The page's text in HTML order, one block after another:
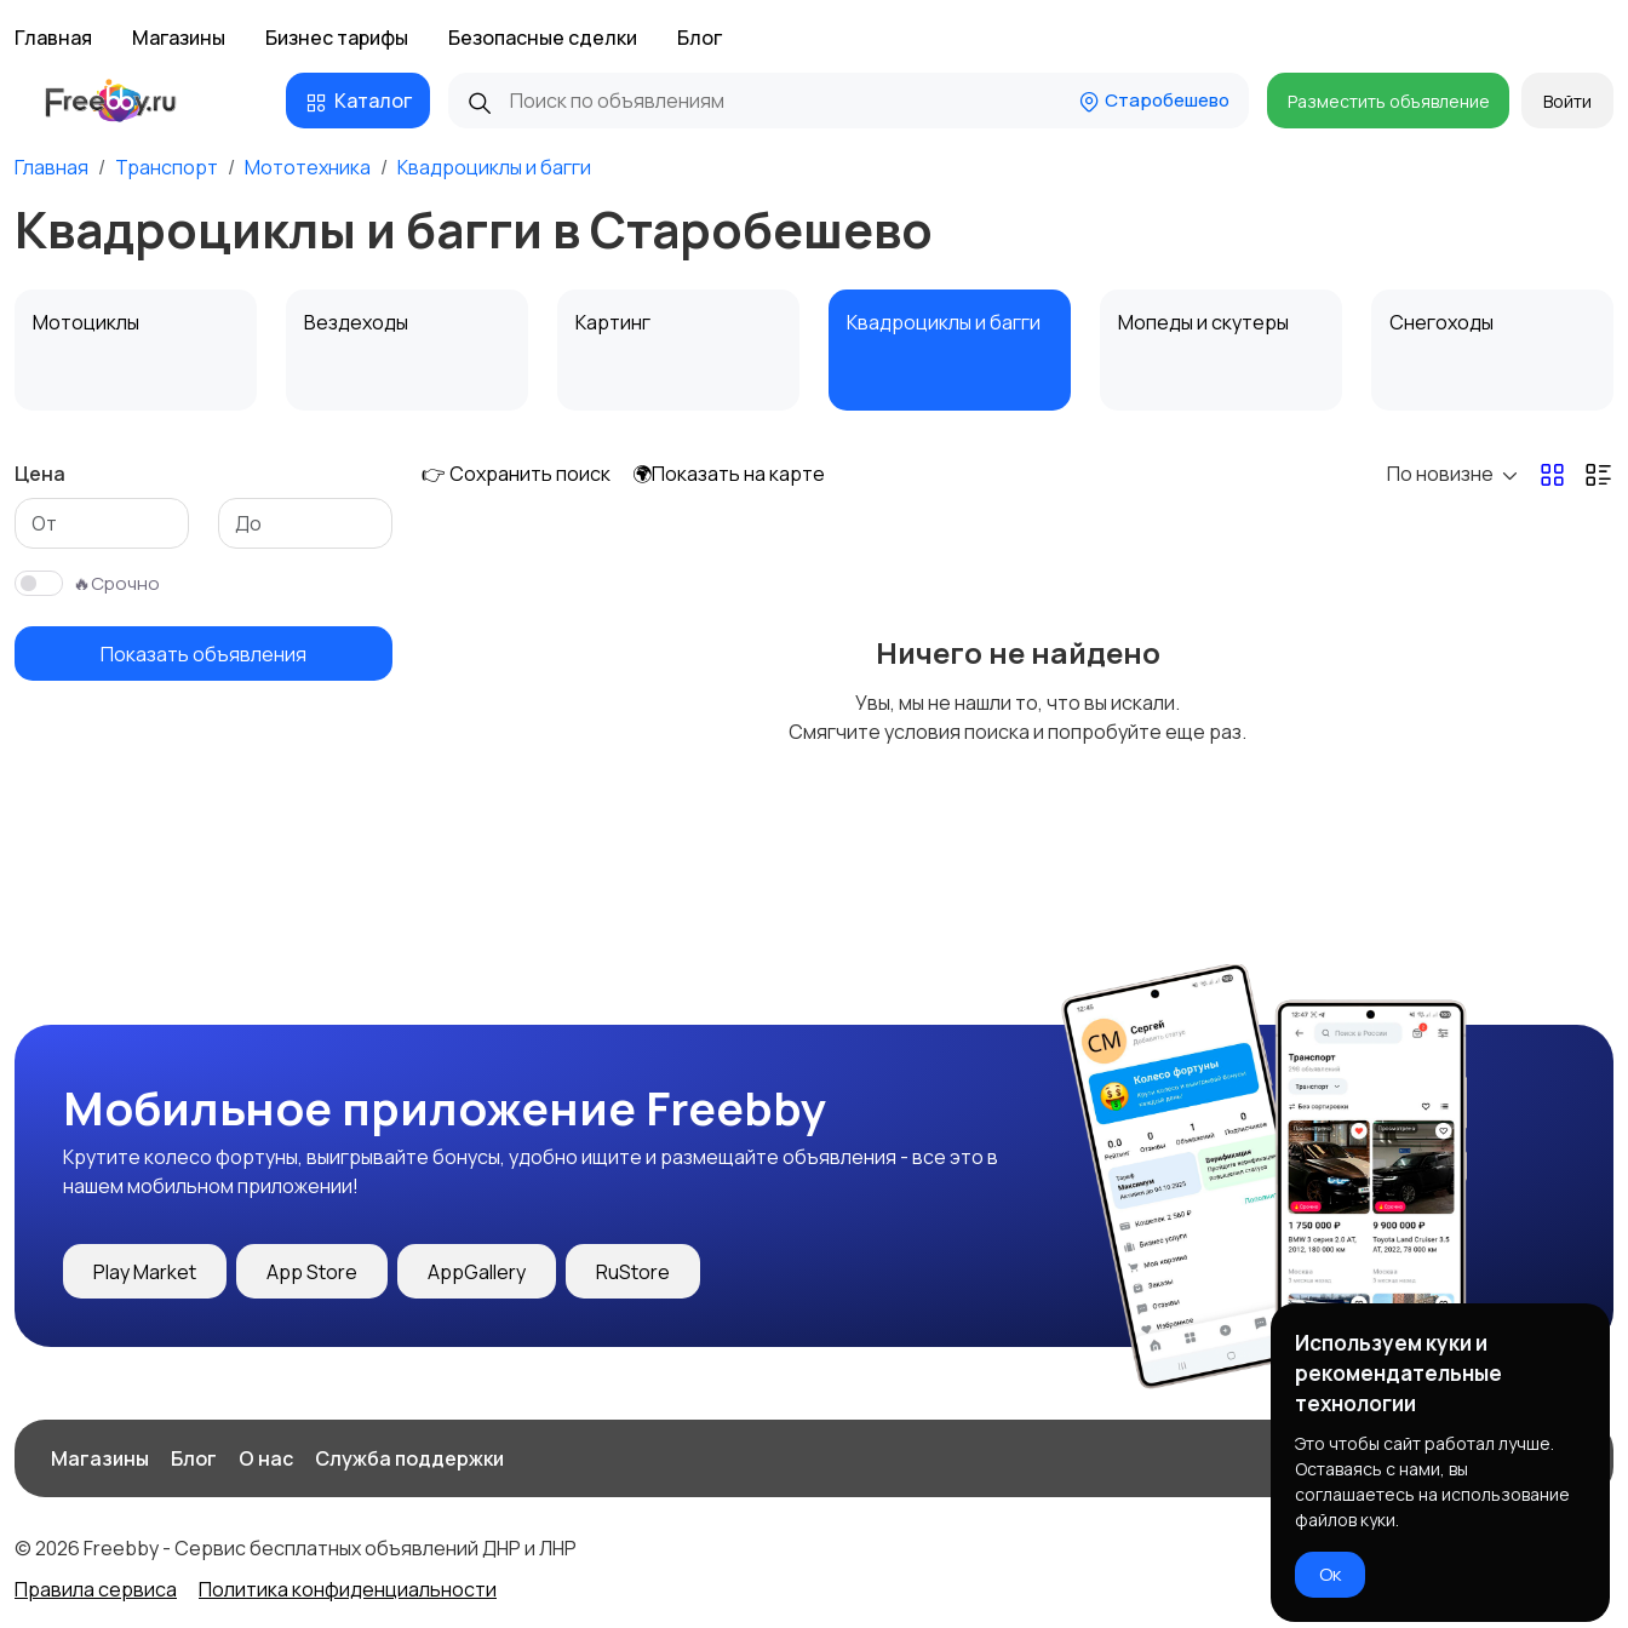
Главная Магазины Бизнес тарифы Безопасные сделки Блог
Каталог Старобешево Разместить объявление Войти
Главная Транспорт Мототехника Квадроциклы и багги
Квадроциклы и багги в Старобешево
Мотоциклы Вездеходы Картинг Квадроциклы и багги Мопеды и скутеры Снегоходы
Цена
🔥Срочно
Показать объявления
👉 Сохранить поиск 🌍Показать на карте По новизне
Ничего не найдено
Увы, мы не нашли то, что вы искали.
Смягчите условия поиска и попробуйте еще раз.
Мобильное приложение Freebby
Крутите колесо фортуны, выигрывайте бонусы, удобно ищите и размещайте объявления - все это в
нашем мобильном приложении!
Play Market App Store AppGallery RuStore
Магазины Блог О нас Служба поддержки
© 2026 Freebby - Сервис бесплатных объявлений ДНР и ЛНР
Правила сервиса
Политика конфиденциальности
Используем куки и
рекомендательные
технологии
Это чтобы сайт работал лучше.
Оставаясь с нами, вы
соглашаетесь на использование
файлов куки.
Ок